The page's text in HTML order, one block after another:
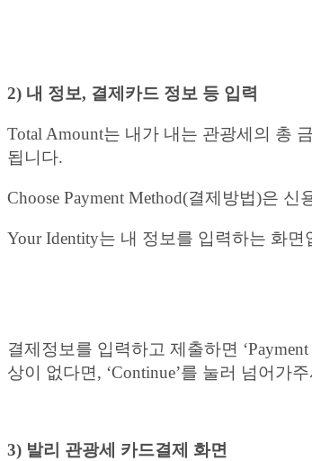
2) 내 정보, 결제카드 정보 등 입력
Total Amount는 내가 내는 관광세의 총
됩니다.
Choose Payment Method(결제방법)은
Your Identity는 내 정보를 입력하는 화
결제정보를 입력하고 제출하면
상이 없다면, ‘Continue’를 눌러 넘어가
3) 발리 관광세 카드결제 화면